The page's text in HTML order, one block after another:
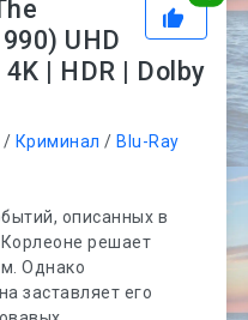
UHD
| HDR | Dolby
/ Криминал / Blu-Ray
описанных в
решает
Однако
заставляет его